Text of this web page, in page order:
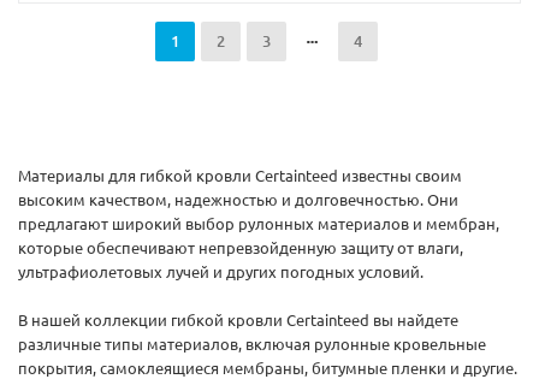
1 2 3 4
Материалы для гибкой кровли Certainteed известны своим
высоким качеством, надежностью и долговечностью. Они
предлагают широкий выбор рулонных материалов и мембран,
которые обеспечивают непревзойденную защиту от влаги,
ультрафиолетовых лучей и других погодных условий.
В нашей коллекции гибкой кровли Certainteed вы найдете
различные типы материалов, включая рулонные кровельные
покрытия, самоклеящиеся мембраны, битумные пленки и другие.